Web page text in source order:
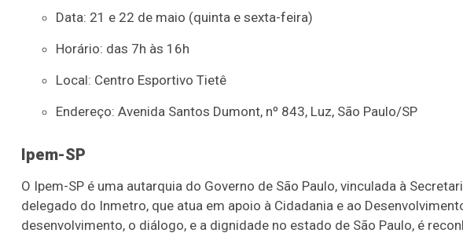
Data: 21 e 22 de maio (quinta e sexta-feira)
Horário: das 7h às 16h
Local: Centro Esportivo Tietê
Endereço: Avenida Santos Dumont, nº 843, Luz, São Paulo/SP
Ipem-SP
O Ipem-SP é uma autarquia do Governo de São Paulo, vinculada à
delegado do Inmetro, que atua em apoio à Cidadania e ao
desenvolvimento, o diálogo, e a dignidade no estado de São Paulo, é
Lotomania